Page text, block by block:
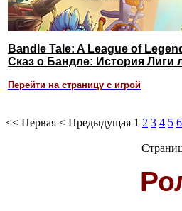
Bandle Tale: A League of
Сказ о Бандле: История Лиги
Перейти на страницу с игрой
<< Первая < Предыдущая 1 2 3 4 5 6